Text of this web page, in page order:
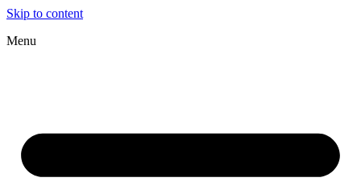
Skip to content
Menu